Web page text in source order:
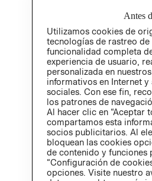
Antes
Utilizamos cookies de
tecnologías de rastreo
funcionalidad completa
experiencia de usuario,
personalizada en
informativos en Internet
sociales. Con ese fin,
los patrones de
Al hacer clic en “Aceptar
compartamos esta
socios publicitarios. Al
bloquean las cookies
de contenido y funciones
“Configuración de
opciones. Visite nuestro